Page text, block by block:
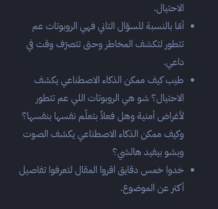
الاحتيال.
أمّا بالنسبة للسؤال التاني فهي الروبوتات عم
تتطور لتكشف المخاطر وحتى تتصرّف وقت في
داعي.
طيب كيف ممكن الذكاء الاصطناعي يكشف
الاحتيال؟ شو هي الروبوتات اللي عم تتطور
لأغراض أمنية وهل فعلاً بتعلّم نفسها بنفسها؟
وكيف ممكن الذكاء الاصطناعي يكشف الصوت
وبشو بيفيد هالشي؟
خدوا خمس دقايق اقروا المقال لتعرفوا تفاصيل
أكتر عن الموضوع.